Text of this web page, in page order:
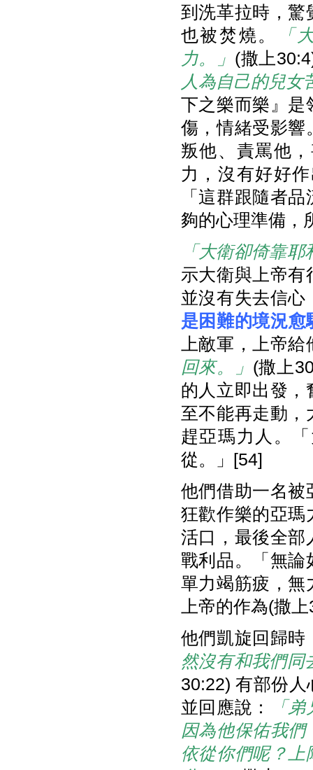
到洗革拉時，驚
也被焚燒。
「
力。」 (撒上
人為自己的兒女
下之樂而樂』是
傷，情緒受影響
叛他、責罵他
力，沒有好好
「這群跟隨者
夠的心理準備，
「大衛卻倚靠
示大衛與上帝有
並沒有失去信心
是困難的境況
上敵軍，上帝
回來。」 (撒上
的人立即出發，
至不能再走動，
趕亞瑪力人。
從。」[54]
他們借助一名被
狂歡作樂的亞瑪
活口，最後全部
戰利品。「無論
單力竭筋疲，
上帝的作為(撒
他們凱旋回歸時
然沒有和我們同
30:22) 有部份
並回應說：
「
因為他保佑我
依從你們呢？